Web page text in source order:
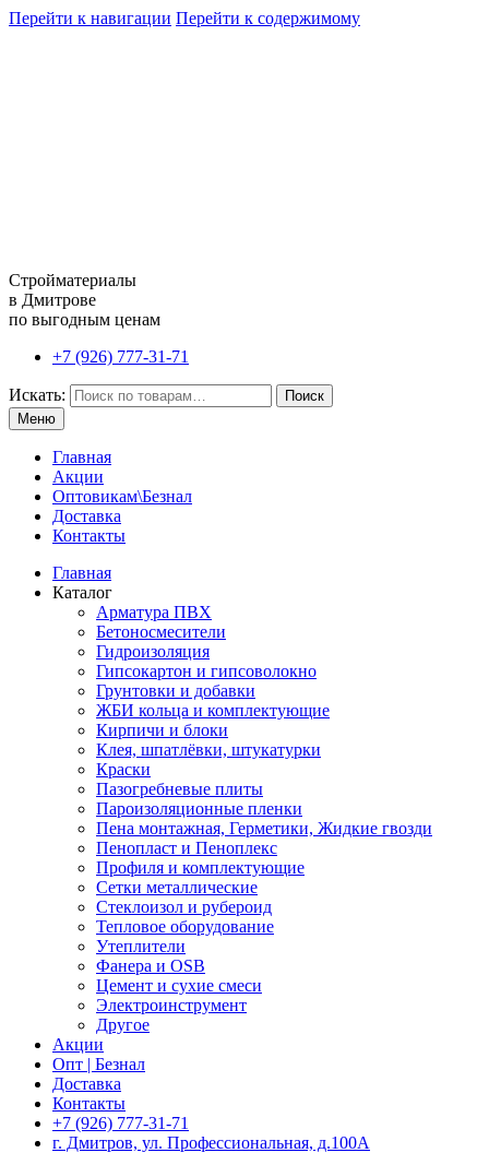
Перейти к навигации Перейти к содержимому
Стройматериалы
в Дмитрове
по выгодным ценам
+7 (926) 777-31-71
Искать:
Поиск
Меню
Главная
Акции
Оптовикам\Безнал
Доставка
Контакты
Главная
Каталог
Арматура ПВХ
Бетоносмесители
Гидроизоляция
Гипсокартон и гипсоволокно
Грунтовки и добавки
ЖБИ кольца и комплектующие
Кирпичи и блоки
Клея, шпатлёвки, штукатурки
Краски
Пазогребневые плиты
Пароизоляционные пленки
Пена монтажная, Герметики, Жидкие гвозди
Пенопласт и Пеноплекс
Профиля и комплектующие
Сетки металлические
Стеклоизол и рубероид
Тепловое оборудование
Утеплители
Фанера и OSB
Цемент и сухие смеси
Электроинструмент
Другое
Акции
Опт | Безнал
Доставка
Контакты
+7 (926) 777-31-71
г. Дмитров, ул. Профессиональная, д.100А